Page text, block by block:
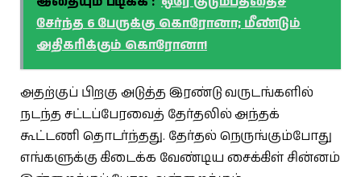
சேர்ந்த 6 பேருக்கு கொரோனா; மீண்டும்
அதிகரிக்கும் கொரோனா!
அதற்குப் பிறகு அடுத்த இரண்டு வருடங்களில்
நடந்த சட்டப்பேரவைத் தேர்தலில் அந்தக்
கூட்டணி தொடர்ந்தது. தேர்தல் நெருங்கும்போது
எங்களுக்கு கிடைக்க வேண்டிய சைக்கிள் சின்னம்